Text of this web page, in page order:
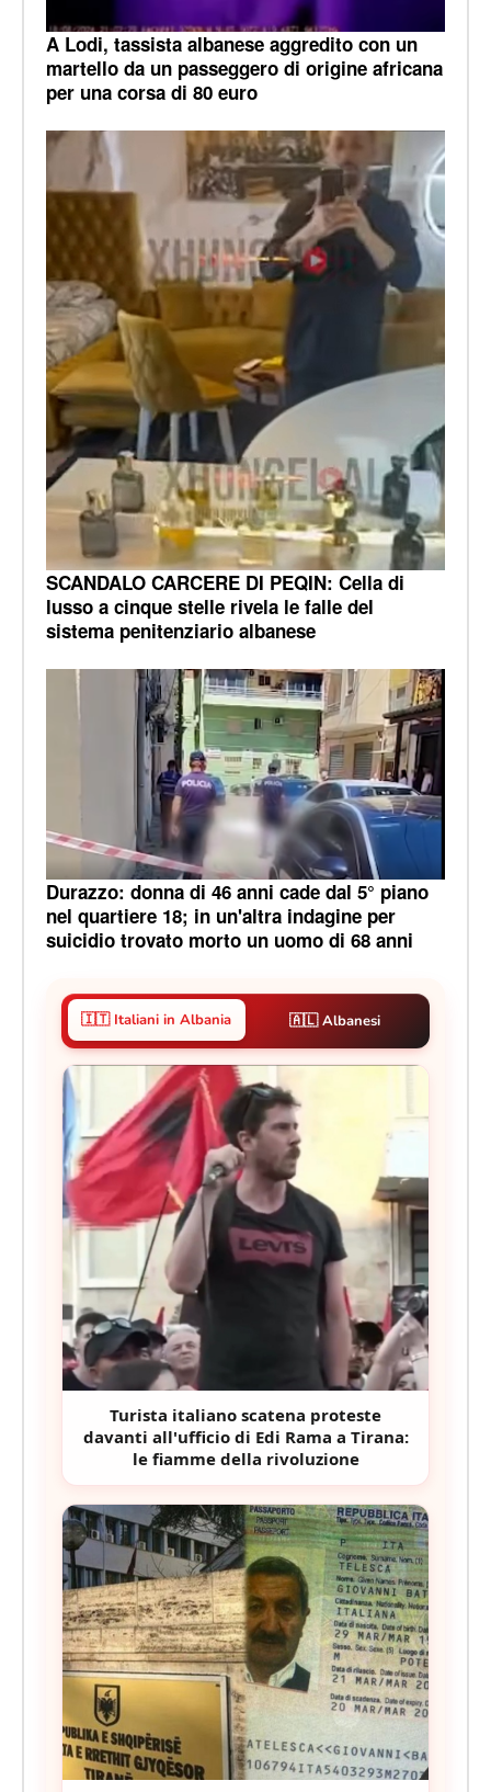
A Lodi, tassista albanese aggredito con un
martello da un passeggero di origine africana
per una corsa di 80 euro
SCANDALO CARCERE DI PEQIN: Cella di
lusso a cinque stelle rivela le falle del
sistema penitenziario albanese
Durazzo: donna di 46 anni cade dal 5° piano
nel quartiere 18; in un'altra indagine per
suicidio trovato morto un uomo di 68 anni
🇮🇹 Italiani in Albania 🇦🇱 Albanesi
Turista italiano scatena proteste
davanti all'ufficio di Edi Rama a Tirana:
le fiamme della rivoluzione